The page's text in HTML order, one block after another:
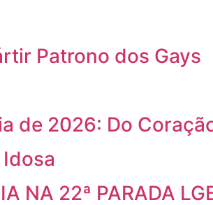
Patrono dos Gays
de 2026: Do
NA 22ª PARADA